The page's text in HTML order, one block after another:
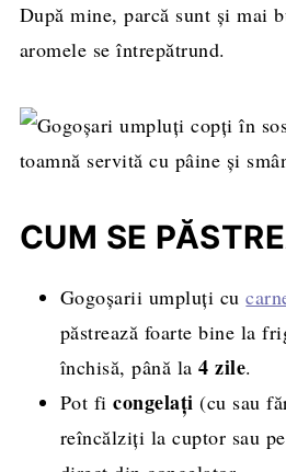
După mine, parcă sunt și mai
aromele se întrepătrund.
CUM SE
Gogoșarii umpluți cu
păstrează foarte bine la
închisă, până la4 zile.
Pot ficongelați (cu sau
reîncălziți la cuptor sau